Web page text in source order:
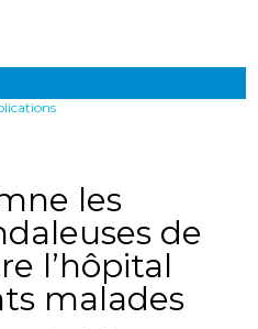
les
de
l’hôpital
malades